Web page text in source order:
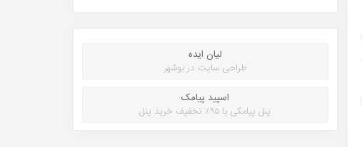
لیان ایده
طراحی سایت در بوشهر
اسپید پیامک
پنل پیامکی با ۹۵٪ تخفیف خرید پنل